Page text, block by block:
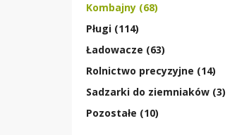
Kombajny (68)
Pługi (114)
Ładowacze (63)
Rolnictwo precyzyjne (14)
Sadzarki do ziemniaków (3)
Pozostałe (10)